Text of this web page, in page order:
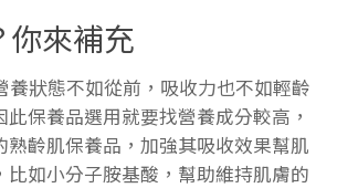
你來補充
養狀態不如從前，吸收力也不如輕齡
保養品選用就要找營養成分較高，
熟齡肌保養品，加強其吸收效果幫肌
比如小分子胺基酸，幫助維持肌膚的